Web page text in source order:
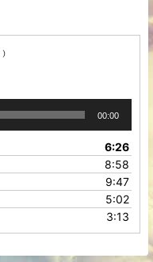
00:00
6:26
8:58
9:47
5:02
3:13